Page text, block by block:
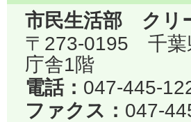
市民生活部 クリ
〒273-0195 千葉
庁舎1階
電話： 047-445-
ファクス： 047-